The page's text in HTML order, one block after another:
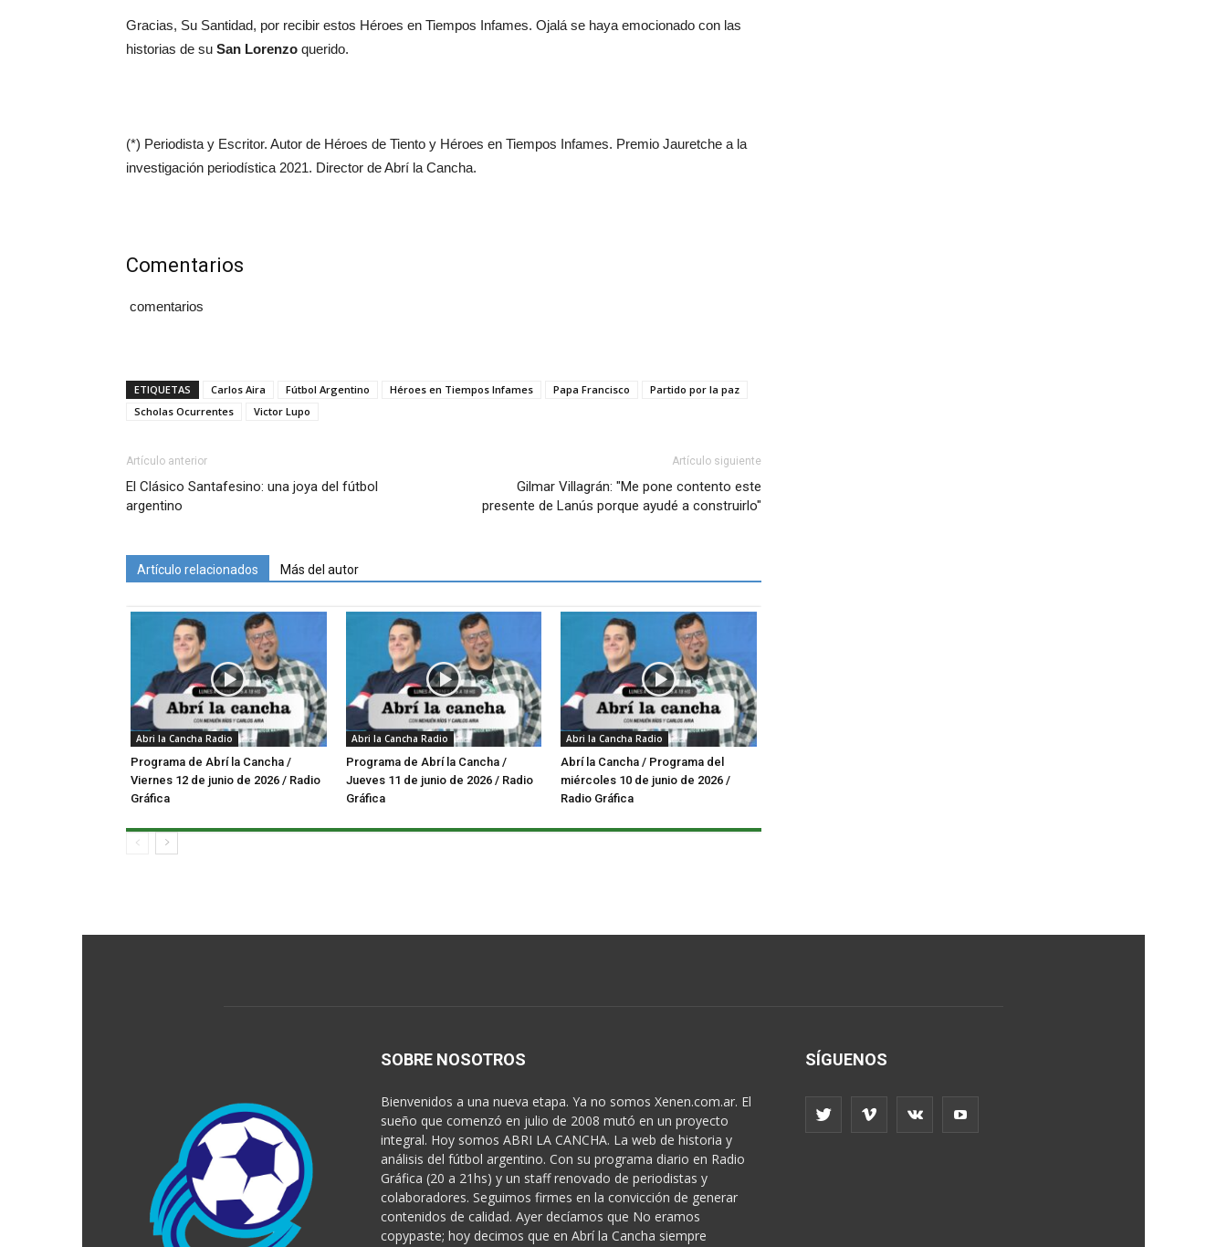
Gracias, Su Santidad, por recibir estos Héroes en Tiempos Infames. Ojalá se haya emocionado con las
historias de su San Lorenzo querido.
(*) Periodista y Escritor. Autor de Héroes de Tiento y Héroes en Tiempos Infames. Premio Jauretche a la
investigación periodística 2021. Director de Abrí la Cancha.
Comentarios
comentarios
ETIQUETAS Carlos Aira Fútbol Argentino Héroes en Tiempos Infames Papa Francisco
Partido por la paz
Scholas Ocurrentes
Victor Lupo
Artículo anterior
El Clásico Santafesino: una joya del fútbol
argentino
Artículo siguiente
Gilmar Villagrán: "Me pone contento este
presente de Lanús porque ayudé a construirlo"
Artículo relacionados Más del autor
Abri la Cancha Radio
Programa de Abrí la Cancha /
Viernes 12 de junio de 2026 / Radio
Gráfica
Abri la Cancha Radio
Programa de Abrí la Cancha /
Jueves 11 de junio de 2026 / Radio
Gráfica
Abri la Cancha Radio
Abrí la Cancha / Programa del
miércoles 10 de junio de 2026 /
Radio Gráfica
SOBRE NOSOTROS
Bienvenidos a una nueva etapa. Ya no somos Xenen.com.ar. El
sueño que comenzó en julio de 2008 mutó en un proyecto
integral. Hoy somos ABRI LA CANCHA. La web de historia y
análisis del fútbol argentino. Con su programa diario en Radio
Gráfica (20 a 21hs) y un staff renovado de periodistas y
colaboradores. Seguimos firmes en la convicción de generar
contenidos de calidad. Ayer decíamos que No eramos
copypaste; hoy decimos que en Abrí la Cancha siempre
SÍGUENOS